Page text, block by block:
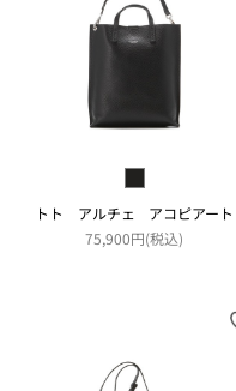
トト アルチェ アコピアート
75,900円(税込)